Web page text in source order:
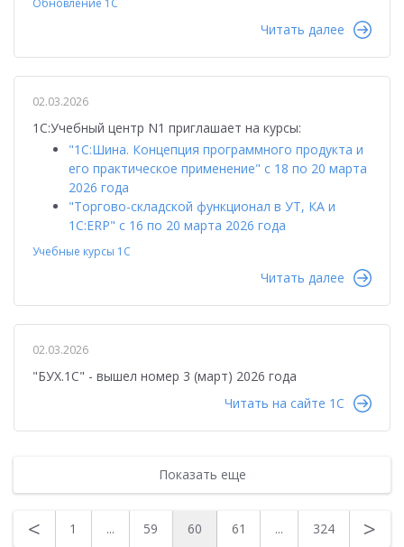
Обновление 1С
Читать далее
02.03.2026
1С:Учебный центр N1 приглашает на курсы:
"1С:Шина. Концепция программного продукта и
его практическое применение" с 18 по 20 марта
2026 года
"Торгово-складской функционал в УТ, КА и
1С:ERP" с 16 по 20 марта 2026 года
Учебные курсы 1С
Читать далее
02.03.2026
"БУХ.1С" - вышел номер 3 (март) 2026 года
Читать на сайте 1C
Показать еще
< 1 ... 59 60 61 ... 324 >